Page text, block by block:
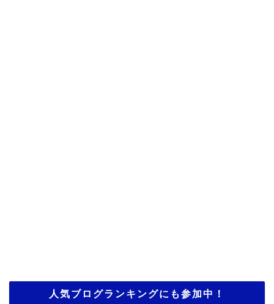
人気ブログランキングにも参加中！